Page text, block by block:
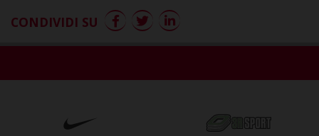
CONDIVIDI SU